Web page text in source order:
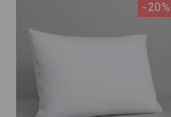
-20%